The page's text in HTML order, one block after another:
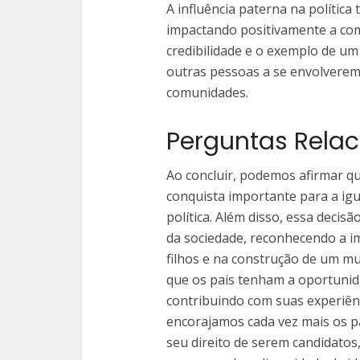
A influência paterna na política
impactando positivamente a
credibilidade e o exemplo de
outras pessoas a se
comunidades.
Perguntas
Ao concluir, podemos afirmar
conquista importante para a
política. Além disso, essa
da sociedade, reconhecendo a
filhos e na construção de um
que os pais tenham a
contribuindo com suas
encorajamos cada vez mais os
seu direito de serem